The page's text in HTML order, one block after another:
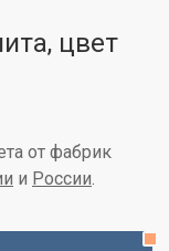
цвет
от фабрик
и России.